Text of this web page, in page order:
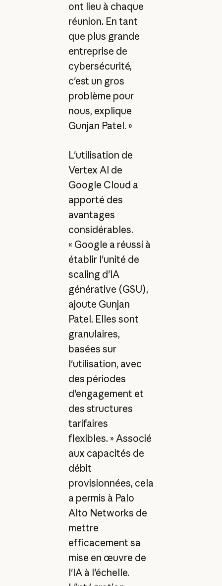
ont lieu à chaque
réunion. En tant
que plus grande
entreprise de
cybersécurité,
c'est un gros
problème pour
nous, explique
Gunjan Patel. »
L'utilisation de
Vertex AI de
Google Cloud a
apporté des
avantages
considérables.
« Google a réussi à
établir l'unité de
scaling d'IA
générative (GSU),
ajoute Gunjan
Patel. Elles sont
granulaires,
basées sur
l'utilisation, avec
des périodes
d'engagement et
des structures
tarifaires
flexibles. » Associé
aux capacités de
débit
provisionnées, cela
a permis à Palo
Alto Networks de
mettre
efficacement sa
mise en œuvre de
l'IA à l'échelle.